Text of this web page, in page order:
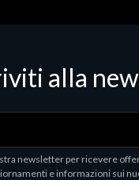
Systems
Super Server SYS-E50-
alla
newsletter per ricevere
e informazioni sui